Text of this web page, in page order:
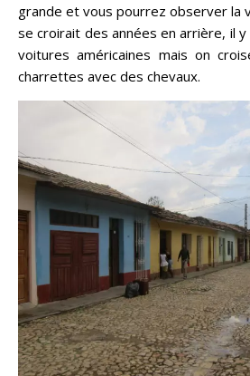
grande et vous pourrez observer la
se croirait des années en arrière, il
voitures américaines mais on
charrettes avec des chevaux.